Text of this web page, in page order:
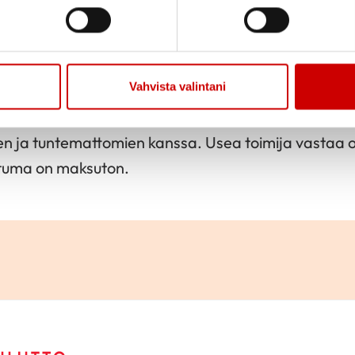
Vahvista valintani
Jaa sivu Jaa Whatsapp
TULIKIVIAREENALLE! Kokkokalliolla
ikäihmisille ja muillekin klo 12 – 14. Tule
ja tuntemattomien kanssa. Usea toimija vastaa
on maksuton.